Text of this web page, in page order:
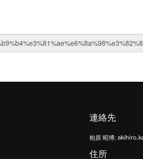
連絡先
柏原 昭博:
住所